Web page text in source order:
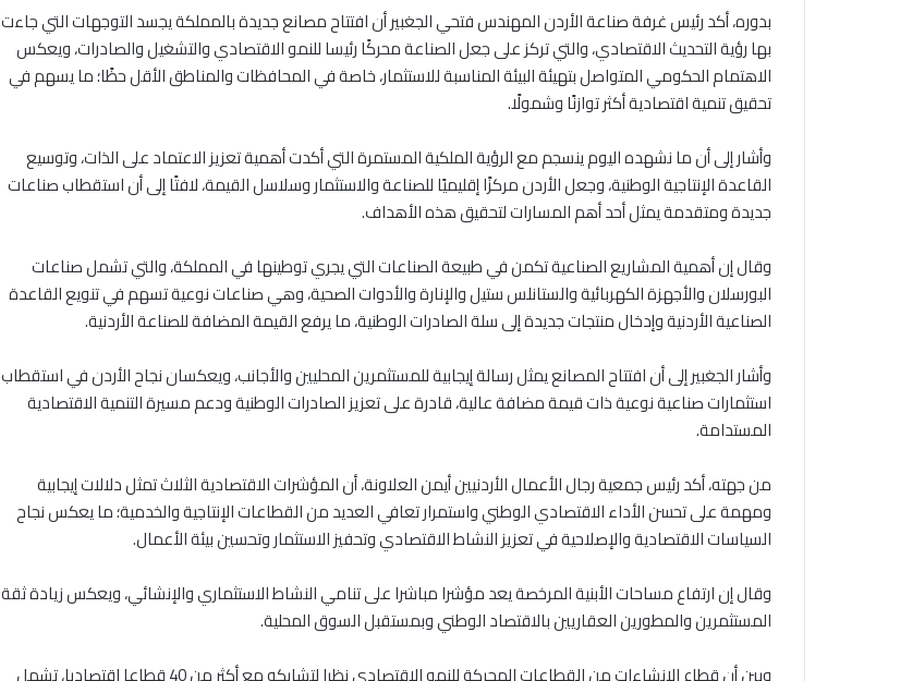
بدوره، أكد رئيس غرفة صناعة الأردن المهندس فتحي الجغبير أن افتتاح مصانع جديدة بالمملكة يجسد التوجهات التي جاءت
بها رؤية التحديث الاقتصادي، والتي تركز على جعل الصناعة محركًا رئيسا للنمو الاقتصادي والتشغيل والصادرات، ويعكس
الاهتمام الحكومي المتواصل بتهيئة البيئة المناسبة للاستثمار، خاصة في المحافظات والمناطق الأقل حظًا؛ ما يسهم في
تحقيق تنمية اقتصادية أكثر توازنًا وشمولًا.
وأشار إلى أن ما نشهده اليوم ينسجم مع الرؤية الملكية المستمرة التي أكدت أهمية تعزيز الاعتماد على الذات، وتوسيع
القاعدة الإنتاجية الوطنية، وجعل الأردن مركزًا إقليميًا للصناعة والاستثمار وسلاسل القيمة، لافتًا إلى أن استقطاب صناعات
جديدة ومتقدمة يمثل أحد أهم المسارات لتحقيق هذه الأهداف.
وقال إن أهمية المشاريع الصناعية تكمن في طبيعة الصناعات التي يجري توطينها في المملكة، والتي تشمل صناعات
البورسلان والأجهزة الكهربائية والستانلس ستيل والإنارة والأدوات الصحية، وهي صناعات نوعية تسهم في تنويع القاعدة
الصناعية الأردنية وإدخال منتجات جديدة إلى سلة الصادرات الوطنية، ما يرفع القيمة المضافة للصناعة الأردنية.
وأشار الجغبير إلى أن افتتاح المصانع يمثل رسالة إيجابية للمستثمرين المحليين والأجانب، ويعكسان نجاح الأردن في استقطاب
استثمارات صناعية نوعية ذات قيمة مضافة عالية، قادرة على تعزيز الصادرات الوطنية ودعم مسيرة التنمية الاقتصادية
المستدامة.
من جهته، أكد رئيس جمعية رجال الأعمال الأردنيين أيمن العلاونة، أن المؤشرات الاقتصادية الثلاث تمثل دلالات إيجابية
ومهمة على تحسن الأداء الاقتصادي الوطني واستمرار تعافي العديد من القطاعات الإنتاجية والخدمية؛ ما يعكس نجاح
السياسات الاقتصادية والإصلاحية في تعزيز النشاط الاقتصادي وتحفيز الاستثمار وتحسين بيئة الأعمال.
وقال إن ارتفاع مساحات الأبنية المرخصة يعد مؤشرا مباشرا على تنامي النشاط الاستثماري والإنشائي، ويعكس زيادة ثقة
المستثمرين والمطورين العقاريين بالاقتصاد الوطني وبمستقبل السوق المحلية.